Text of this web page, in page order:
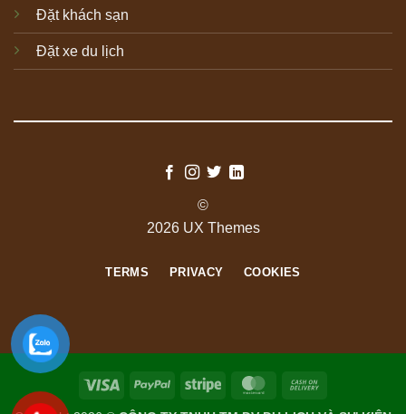
Đặt khách sạn
Đặt xe du lịch
©
2026 UX Themes
TERMS PRIVACY COOKIES
Visa PayPal Stripe MasterCard